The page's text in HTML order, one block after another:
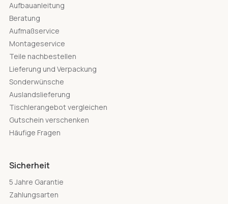
Aufbauanleitung
Beratung
Aufmaßservice
Montageservice
Teile nachbestellen
Lieferung und Verpackung
Sonderwünsche
Auslandslieferung
Tischlerangebot vergleichen
Gutschein verschenken
Häufige Fragen
Sicherheit
5 Jahre Garantie
Zahlungsarten